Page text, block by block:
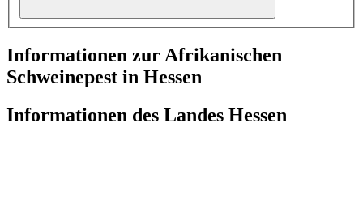
Informationen zur Afrikanischen
Schweinepest in Hessen
Informationen des Landes Hessen